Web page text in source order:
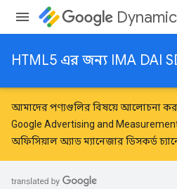
Dynamic Ad
HTML5 এর জন্য IMA DAI
আমাদের পণ্যগুলির বিষয়ে আলোচনা
Google Advertising and
অফিসিয়াল অ্যাড ম্যানেজার ডিসকর্ড